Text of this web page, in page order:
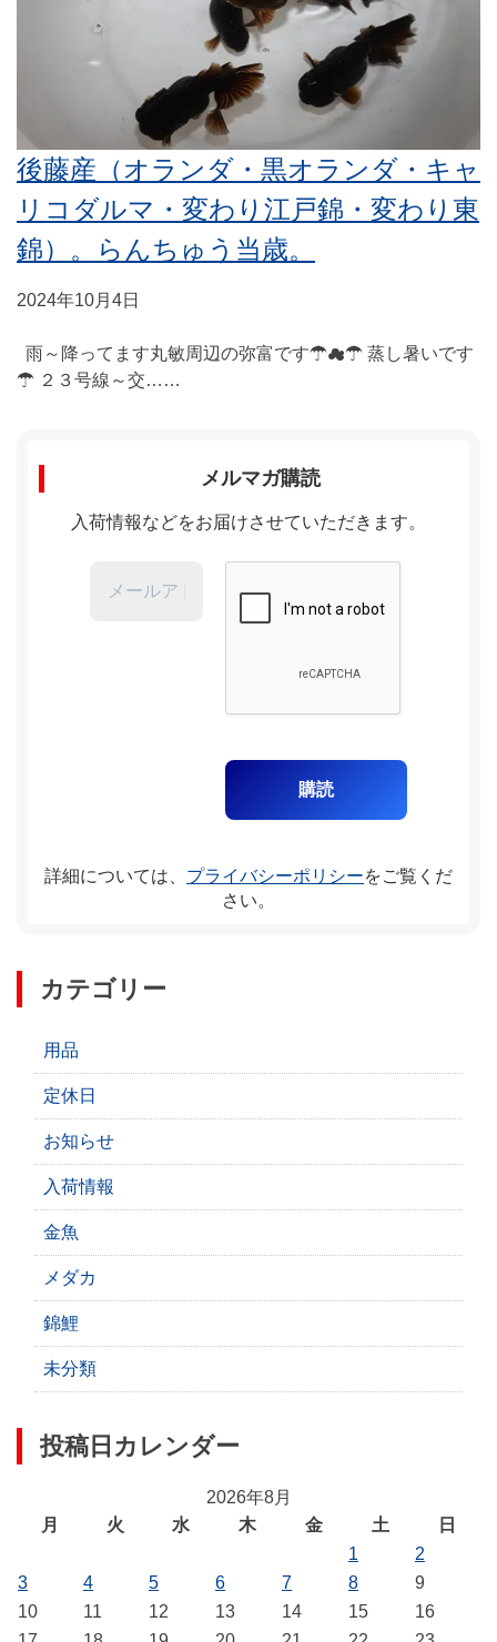
後藤産（オランダ・黒オランダ・キャ
リコダルマ・変わり江戸錦・変わり東
錦）。らんちゅう当歳。
2024年10月4日
雨～降ってます丸敏周辺の弥富です☂☁☂ 蒸し暑いです
☂ ２３号線～交……
メルマガ購読
入荷情報などをお届けさせていただきます。
詳細については、 プライバシーポリシーをご覧くだ
さい。
カテゴリー
用品
定休日
お知らせ
入荷情報
金魚
メダカ
錦鯉
未分類
投稿日カレンダー
2026年8月
月
火 水 木 金 土
日
1
2
3
4 5 6 7 8
9
10
11 12 13 14 15
16